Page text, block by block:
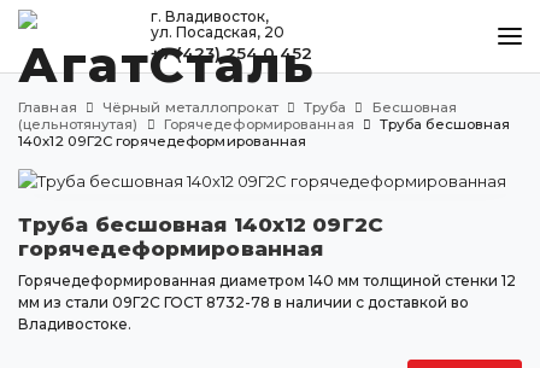
г. Владивосток,
ул. Посадская, 20
+7 (423) 254 0 452
КАТАЛОГ
МЕТАЛЛООБРАБОТКА
ДОСТАВКА И ОПЛАТА
Владивосток
ул. Посадская, 20
Главная Чёрный металлопрокат Труба
Бесшовная
(цельнотянутая)
Горячедеформированная
Труба бесшовная
140х12 09Г2С горячедеформированная
Труба бесшовная 140х12 09Г2С
горячедеформированная
Горячедеформированная диаметром 140 мм толщиной стенки 12
мм из стали 09Г2С ГОСТ 8732-78 в наличии с доставкой во
Владивостоке.